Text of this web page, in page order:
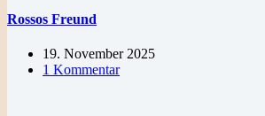
Rossos Freund
19. November 2025
1 Kommentar